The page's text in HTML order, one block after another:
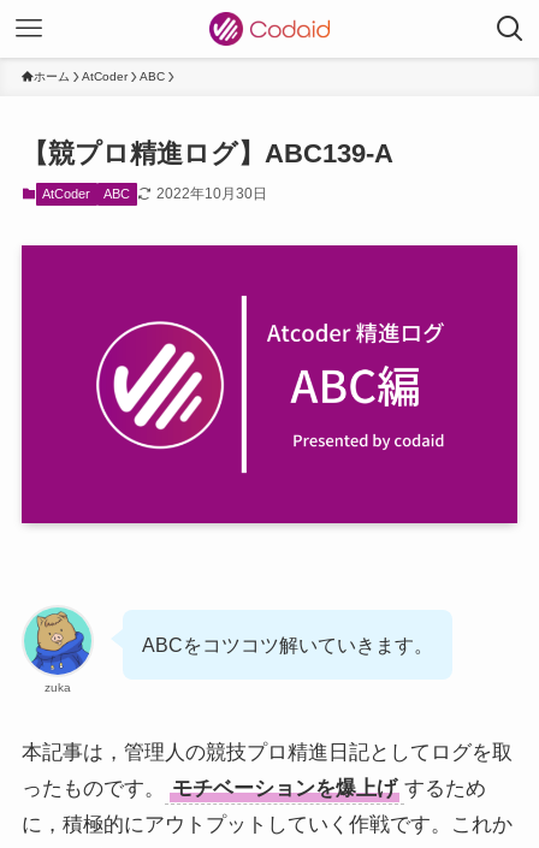
ホーム AtCoder ABC
【競プロ精進ログ】ABC139-A
AtCoder ABC 2022年10月30日
zuka
ABCをコツコツ解いていきます。
本記事は，管理人の競技プロ精進日記としてログを取
ったものです。
モチベーションを爆上げ するため
に，積極的にアウトプットしていく作戦です。これか